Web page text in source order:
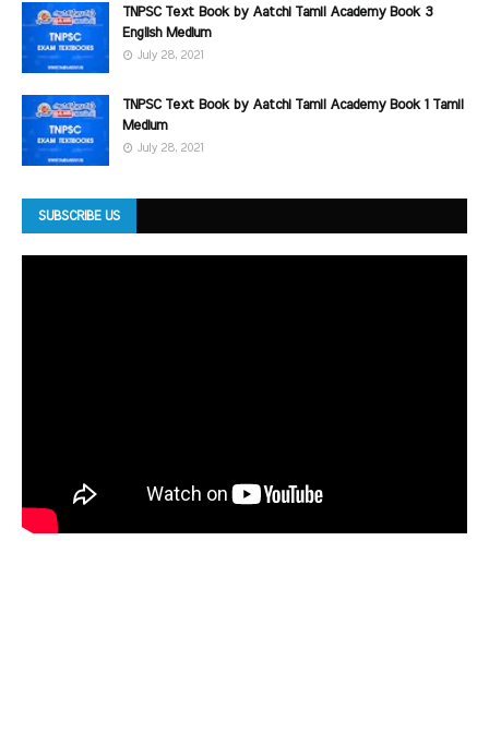
TNPSC Text Book by Aatchi Tamil Academy Book 3
English Medium
July 28, 2021
TNPSC Text Book by Aatchi Tamil Academy Book 1 Tamil
Medium
July 28, 2021
SUBSCRIBE US